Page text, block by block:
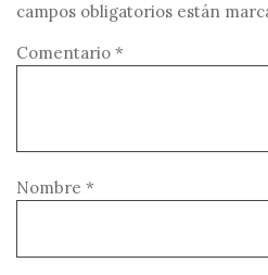
campos obligatorios están
Comentario *
Nombre *